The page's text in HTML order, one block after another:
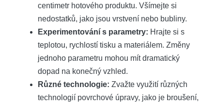
centimetr hotového produktu. Všímejte si
nedostatků, jako jsou vrstvení nebo bubliny.
Experimentování s parametry: Hrajte si s
teplotou, rychlostí tisku a materiálem. Změny
jednoho parametru mohou mít dramatický
dopad na konečný vzhled.
Různé technologie: Zvažte využití různých
technologií povrchové úpravy, jako je broušení,